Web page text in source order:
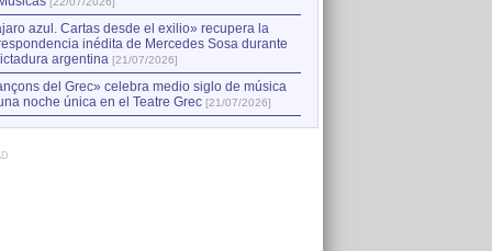
azul. Cartas desde el exilio» recupera la
inédita de Mercedes Sosa durante
argentina [21/07/2026]
del Grec» celebra medio siglo de música
noche única en el Teatre Grec [21/07/2026]